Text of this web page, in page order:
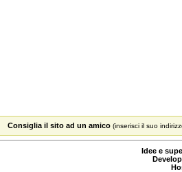
Consiglia il sito ad un amico (inserisci il suo
Idee e